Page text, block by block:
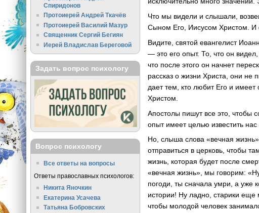
Что мы видели и слышали,
Сыном Его, Иисусом Христом. И
Видите, святой евангелист
— это его опыт. То, что он
что после этого он начнет
рассказ о жизни Христа, они не
дает тем, кто любит Его и
Христом.
Апостолы пишут все это, чтобы
опыт имеет целью известить
Но, слыша слова «вечная
отправиться в церковь, чтобы
жизнь, которая будет после
«вечная жизнь», мы говорим:
погоди, ты сначала умри, а уже
истории! Ну ладно, старики еще
чтобы молодой человек
Спиридонов
Протоиерей Андрей Ткачёв
Протоиерей Василий Мазур
Священник Сергий Бегиян
Иерей Владислав Береговой
Задать вопрос психологу
Вопрос психологу
Все ответы на вопросы
Ответы православных психологов:
Никита Яночкин
Екатерина Усачева
Татьяна Бобровских